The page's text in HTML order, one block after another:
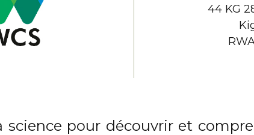
44 KG
science pour découvrir et